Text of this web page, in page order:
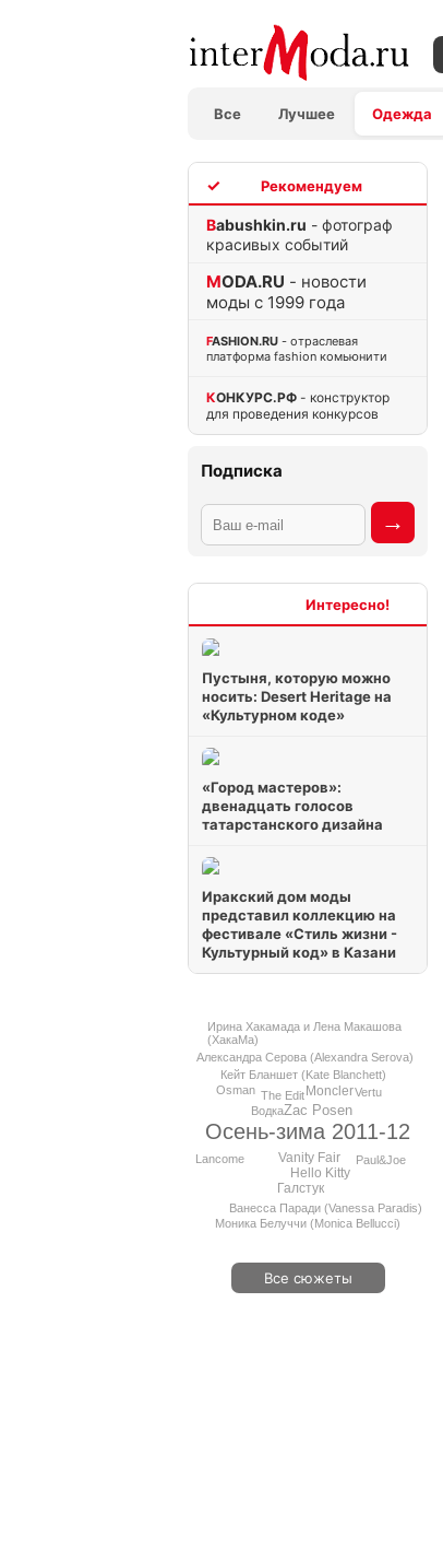
Все Лучшее Одежда
Babushkin.ru - фотограф
красивых событий
MODA.RU - новости
моды с 1999 года
FASHION.RU - отраслевая
платформа fashion комьюнити
КОНКУРС.РФ - конструктор
для проведения конкурсов
Подписка
Пустыня, которую можно
носить: Desert Heritage на
«Культурном коде»
«Город мастеров»:
двенадцать голосов
татарстанского дизайна
Иракский дом моды
представил коллекцию на
фестивале «Стиль жизни -
Культурный код» в Казани
Осень-зима 2011-12
Zac Posen
Vanity Fair
Hello Kitty
Moncler
Галстук
Кейт Бланшет (Kate Blanchett)
Ванесса Паради (Vanessa Paradis)
Александра Серова (Alexandra Serova)
Водка
Ирина Хакамада и Лена Макашова
(ХакаМа)
The Edit
Lancome
Vertu
Моника Белуччи (Monica Bellucci)
Paul&Joe
Osman
Все сюжеты